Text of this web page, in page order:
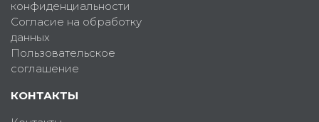
конфиденциальности
Согласие на обработку
данных
Пользовательское
соглашение
КОНТАКТЫ